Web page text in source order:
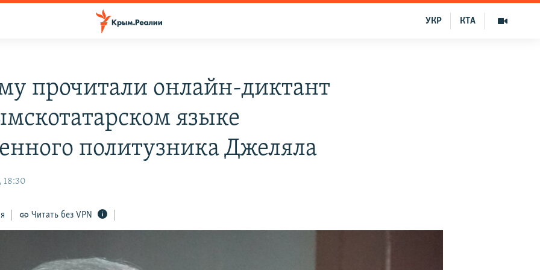
КТА
УКР
прочитали онлайн-диктант
языке
политузника Джеляла
18:30
Читать без VPN